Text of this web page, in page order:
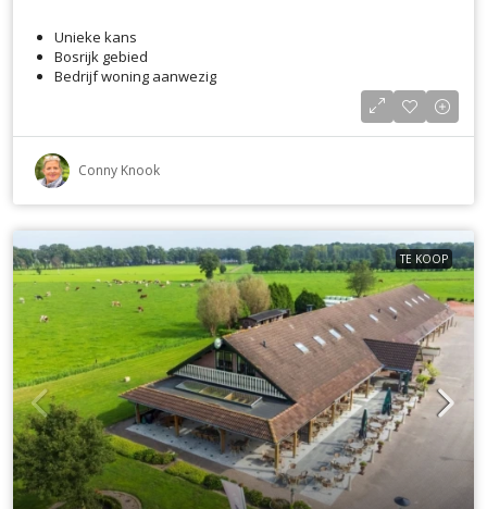
Unieke kans
Bosrijk gebied
Bedrijf woning aanwezig
Conny Knook
TE KOOP